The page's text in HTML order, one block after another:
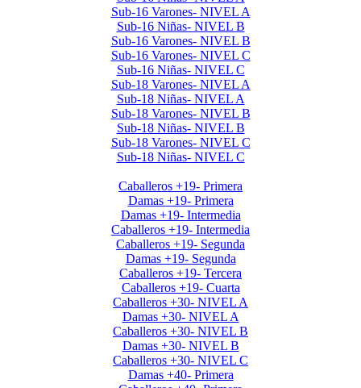
Sub-16 Varones- NIVEL A
Sub-16 Niñas- NIVEL B
Sub-16 Varones- NIVEL B
Sub-16 Varones- NIVEL C
Sub-16 Niñas- NIVEL C
Sub-18 Varones- NIVEL A
Sub-18 Niñas- NIVEL A
Sub-18 Varones- NIVEL B
Sub-18 Niñas- NIVEL B
Sub-18 Varones- NIVEL C
Sub-18 Niñas- NIVEL C
Caballeros +19- Primera
Damas +19- Primera
Damas +19- Intermedia
Caballeros +19- Intermedia
Caballeros +19- Segunda
Damas +19- Segunda
Caballeros +19- Tercera
Caballeros +19- Cuarta
Caballeros +30- NIVEL A
Damas +30- NIVEL A
Caballeros +30- NIVEL B
Damas +30- NIVEL B
Caballeros +30- NIVEL C
Damas +40- Primera